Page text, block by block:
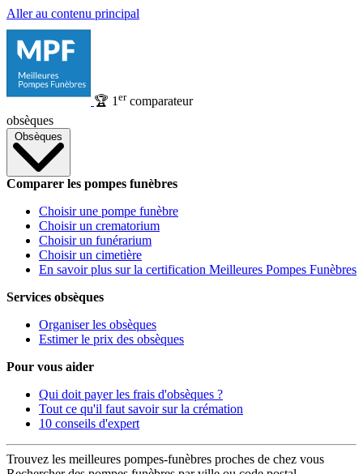
Aller au contenu principal
🏆 1 ercomparateur
obsèques
Obsèques
Comparer les pompes funèbres
Choisir une pompe funèbre
Choisir un crematorium
Choisir un funérarium
Choisir un cimetière
En savoir plus sur la certification Meilleures Pompes Funèbres
Services obsèques
Organiser les obsèques
Estimer le prix des obsèques
Pour vous aider
Qui doit payer les frais d'obsèques ?
Tout ce qu'il faut savoir sur la crémation
10 conseils d'expert
Trouvez les meilleures pompes-funèbres proches de chez vous